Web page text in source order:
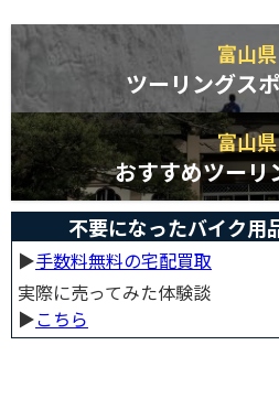
富山県
ツーリングス
富山県
おすすめツーリ
不要になったバイク用
▶︎手数料無料の宅配買取
実際に売ってみた体験談
▶︎こちら